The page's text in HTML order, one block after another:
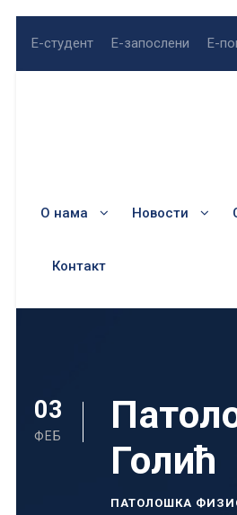
Е-студент Е-запослени Е-
О нама Новости
Контакт
03
ФЕБ
Голић
ПАТОЛОШКА